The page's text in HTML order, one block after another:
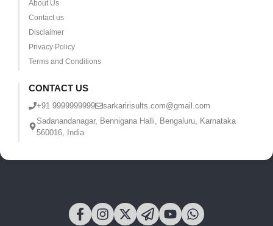
About Us
Contact us
Disclaimer
Privacy Policy
Terms and Conditions
CONTACT US
+91 9999999999
sarkaririsults.com@gmail.com
Sadanandanagar, Bennigana Halli, Bengaluru, Karnataka
560016, India